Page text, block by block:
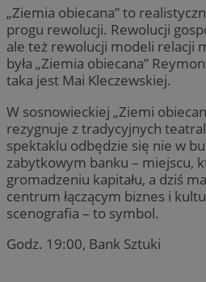
„Ziemia obiecana” to
progu rewolucji. Rewolucji
ale też rewolucji modeli relacji
była „Ziemia obiecana”
taka jest Mai Kleczewskiej.
W sosnowieckiej „Ziemi
rezygnuje z tradycyjnych
spektaklu odbędzie się nie w
zabytkowym banku – miejscu,
gromadzeniu kapitału, a dziś
centrum łączącym biznes i
scenografia – to symbol.
Godz. 19:00, Bank Sztuki